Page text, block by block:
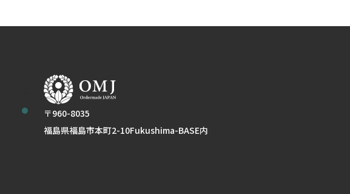
〒960-8035
福島県福島市本町2-10Fukushima-BASE内